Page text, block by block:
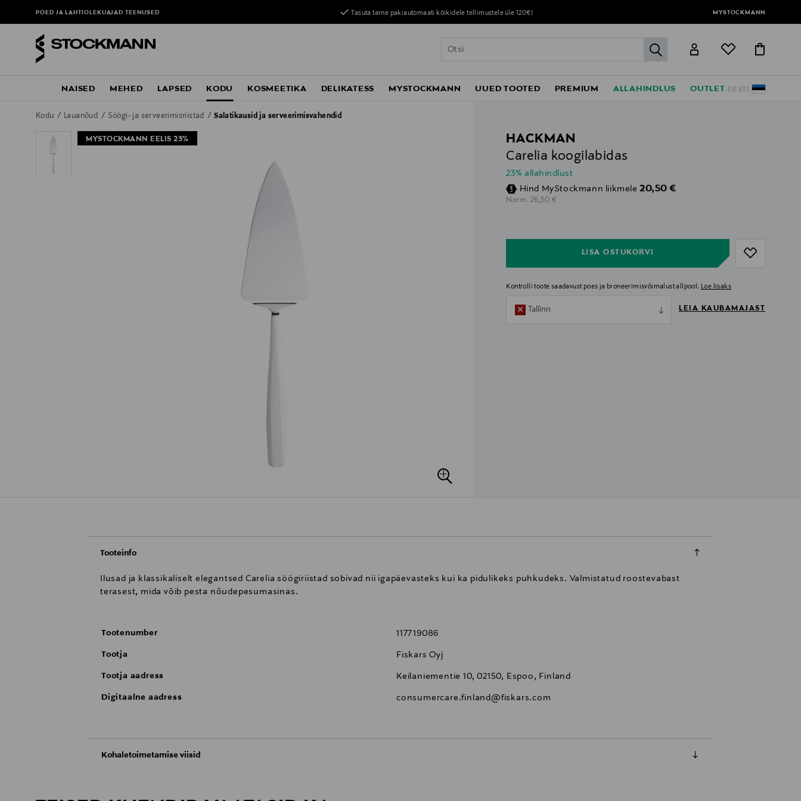
POED JA LAHTIOLEKUAJADTEENUSED Tasuta tarne pakiautomaati kõikidele tellimustele üle 120€! MYSTOCKMANN
label.header.go
EESTI
NAISED MEHED LAPSED KODU KOSMEETIKA DELIKATESS MYSTOCKMANN UUED TOOTED PREMIUM ALLAHINDLUS OUTLET
Kodu Lauanõud Söögi- ja serveerimisriistad Salatikausid ja serveerimisvahendid
MYSTOCKMANN EELIS 23%
HACKMAN
Carelia koogilabidas
23% allahindlust
Hind MyStockmann liikmele Discounted Price
20,50 €
Norm. Original Price
26,50 €
LISA OSTUKORVI
Kontrolli toote saadavust poes ja broneerimisvõimalust allpool. Loe lisaks
Tallinn LEIA KAUBAMAJAST
Tooteinfo
Ilusad ja klassikaliselt elegantsed Carelia söögiriistad sobivad nii igapäevasteks kui ka pidulikeks puhkudeks. Valmistatud roostevabast
terasest, mida võib pesta nõudepesumasinas.
Tootenumber 117719086
Tootja Fiskars Oyj
Tootja aadress Keilaniementie 10, 02150, Espoo, Finland
Digitaalne aadress consumercare.finland@fiskars.com
Kohaletoimetamise viisid